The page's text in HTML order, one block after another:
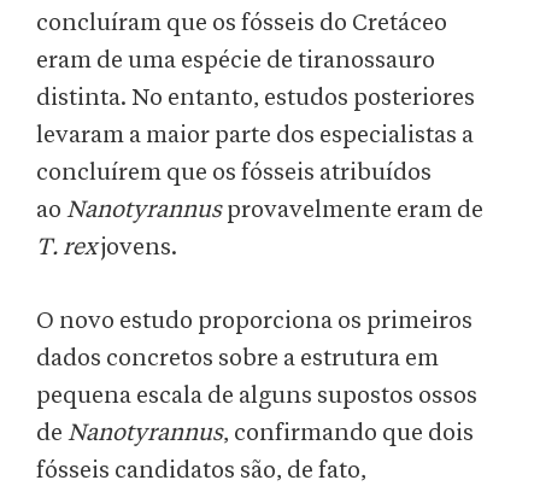
concluíram que os fósseis do Cretáceo
eram de uma espécie de tiranossauro
distinta. No entanto, estudos posteriores
levaram a maior parte dos especialistas a
concluírem que os fósseis atribuídos
ao Nanotyrannusprovavelmente eram de
T. rexjovens.
O novo estudo proporciona os primeiros
dados concretos sobre a estrutura em
pequena escala de alguns supostos ossos
de Nanotyrannus, confirmando que dois
fósseis candidatos são, de fato,